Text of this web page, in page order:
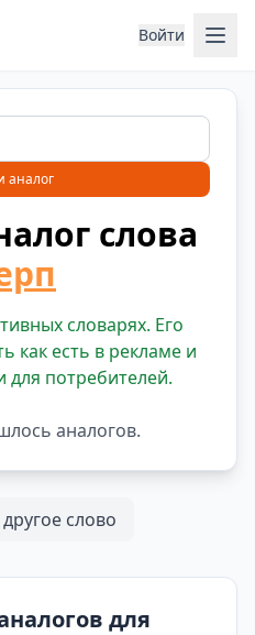
Войти
аналог
слова
словарях. Его
как есть в рекламе и
потребителей.
аналогов.
слово
для